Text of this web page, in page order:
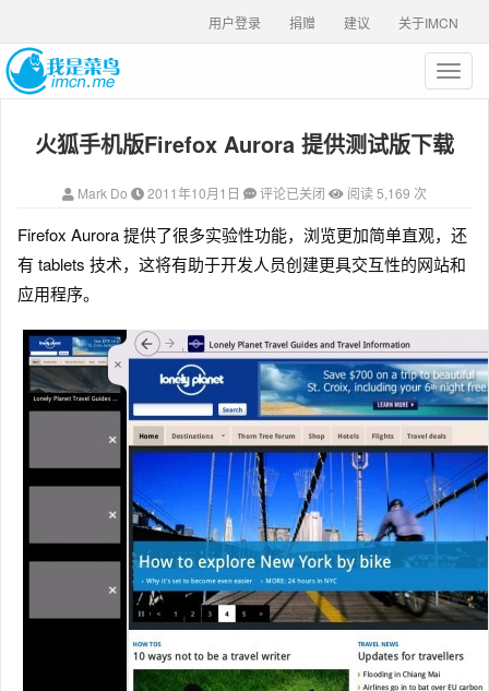
关于IMCN
建议
捐赠
用户登录
T
o
g
l
a
v
i
t
i
o
n
火狐手机版Firefox Aurora 提供测试版下载
Mark Do 2011年10月1日 评论已关闭 阅读 5,169 次
Firefox Aurora 提供了很多实验性功能，浏览更加简单直观，还
有 tablets 技术，这将有助于开发人员创建更具交互性的网站和
应用程序。